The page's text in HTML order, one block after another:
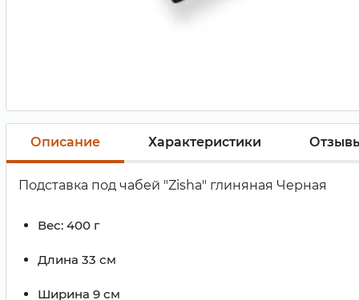
Описание Характеристики
Подставка под чабей "Zisha" глиняная Черная
Вес: 400 г
Длина 33 см
Ширина 9 см